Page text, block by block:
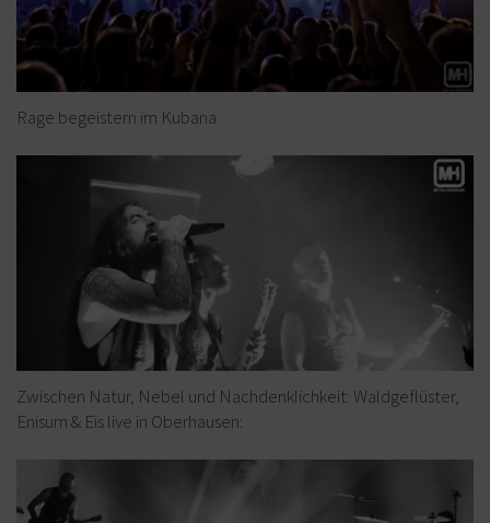
Rage begeistern im Kubana
Zwischen Natur, Nebel und Nachdenklichkeit: Waldgeflüster,
Enisum & Eïs live in Oberhausen: